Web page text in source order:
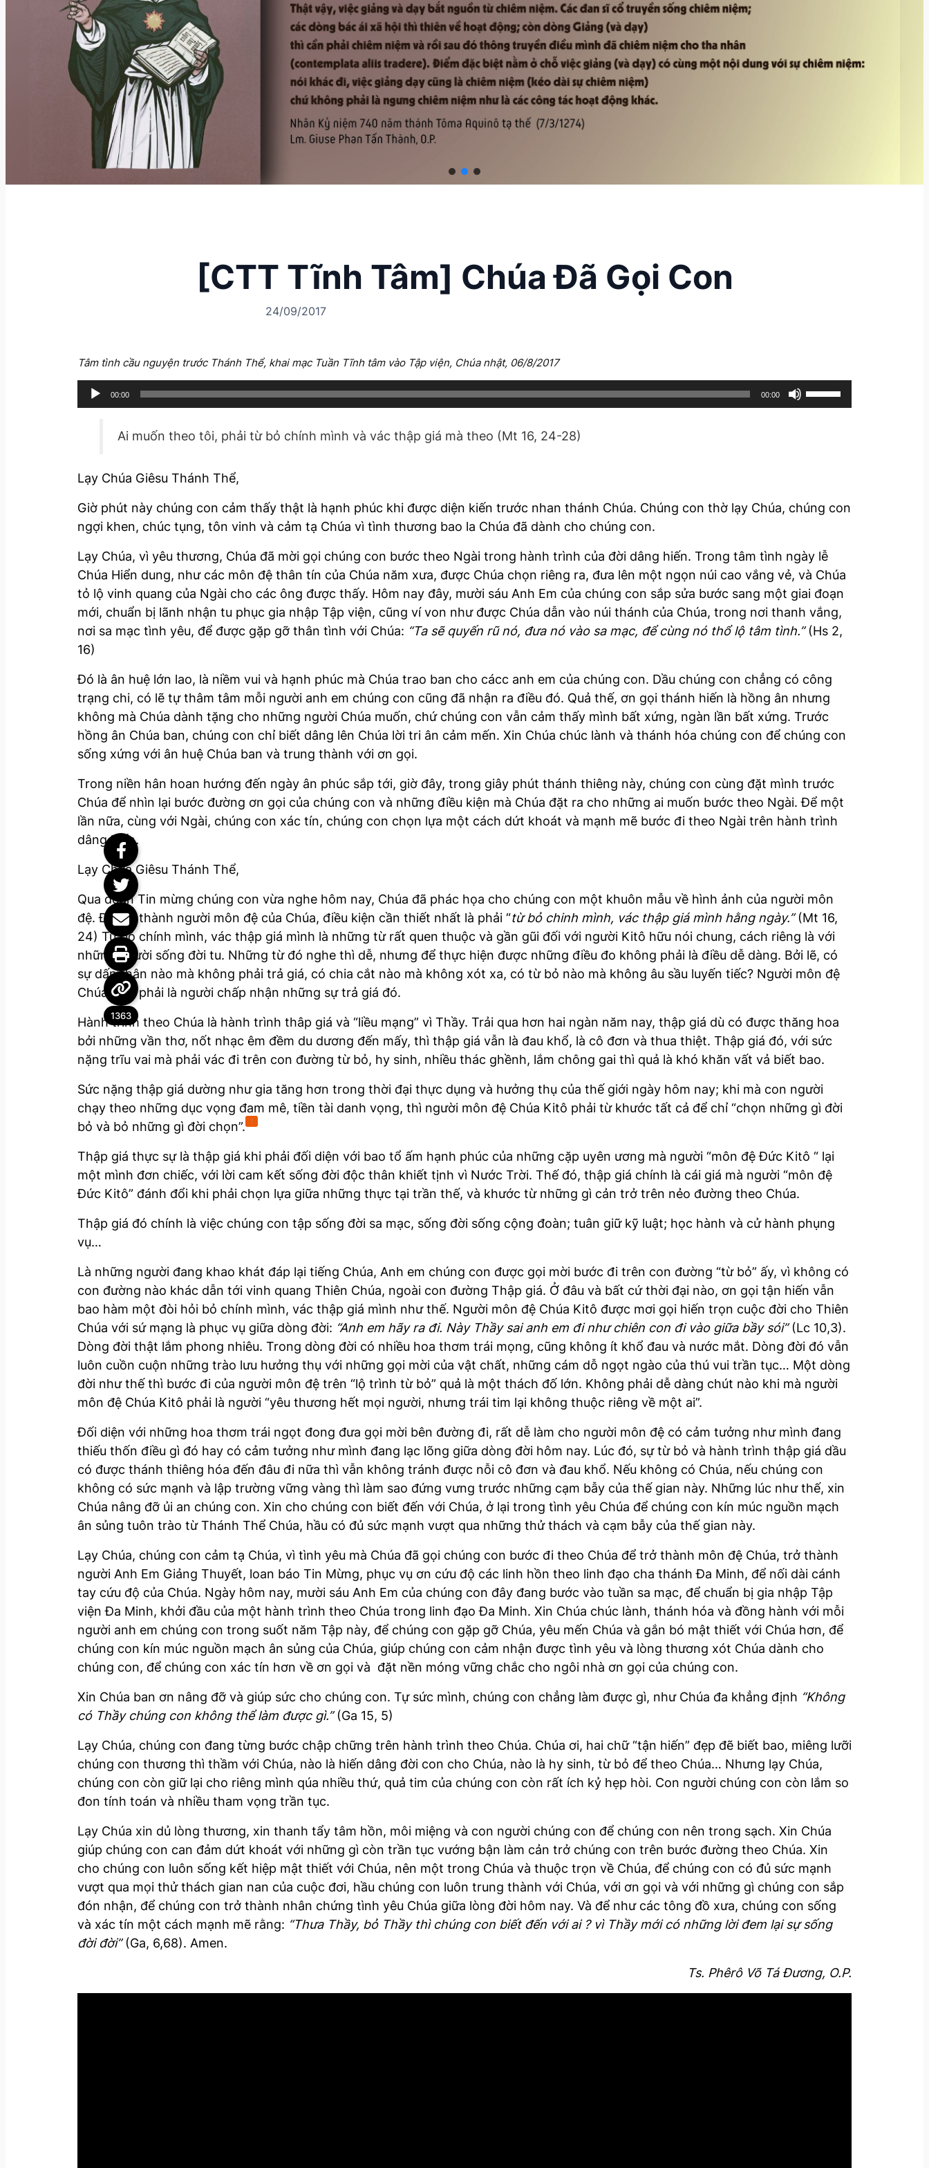
[CTT Tĩnh Tâm] Chúa Đã Gọi Con
24/09/2017
Tâm tình cầu nguyện trước Thánh Thể, khai mạc Tuần Tĩnh tâm vào Tập viện, Chúa nhật, 06/8/2017
u
P
l
e
r
00:00 00:00
U
s
D
n
A
r
o
e
y
s
t
i
n
c
e
o
r
d
r
e
a
e
v
l
u
.
Ai muốn theo tôi, phải từ bỏ chính mình và vác thập giá mà theo (Mt 16, 24-28)
Lạy Chúa Giêsu Thánh Thể,
Giờ phút này chúng con cảm thấy thật là hạnh phúc khi được diện kiến trước nhan thánh Chúa. Chúng con thờ lạy Chúa, chúng con
ngợi khen, chúc tụng, tôn vinh và cảm tạ Chúa vì tình thương bao la Chúa đã dành cho chúng con.
Lạy Chúa, vì yêu thương, Chúa đã mời gọi chúng con bước theo Ngài trong hành trình của đời dâng hiến. Trong tâm tình ngày lễ
Chúa Hiển dung, như các môn đệ thân tín của Chúa năm xưa, được Chúa chọn riêng ra, đưa lên một ngọn núi cao vắng vẻ, và Chúa
tỏ lộ vinh quang của Ngài cho các ông được thấy. Hôm nay đây, mười sáu Anh Em của chúng con sắp sửa bước sang một giai đoạn
mới, chuẩn bị lãnh nhận tu phục gia nhập Tập viện, cũng ví von như được Chúa dẫn vào núi thánh của Chúa, trong nơi thanh vắng,
nơi sa mạc tình yêu, để được gặp gỡ thân tình với Chúa: “Ta sẽ quyến rũ nó, đưa nó vào sa mạc, để cùng nó thổ lộ tâm tình.”(Hs 2,
16)
Đó là ân huệ lớn lao, là niềm vui và hạnh phúc mà Chúa trao ban cho cácc anh em của chúng con. Dầu chúng con chẳng có công
trạng chi, có lẽ tự thâm tâm mỗi người anh em chúng con cũng đã nhận ra điều đó. Quả thế, ơn gọi thánh hiến là hồng ân nhưng
không mà Chúa dành tặng cho những người Chúa muốn, chứ chúng con vẫn cảm thấy mình bất xứng, ngàn lần bất xứng. Trước
hồng ân Chúa ban, chúng con chỉ biết dâng lên Chúa lời tri ân cảm mến. Xin Chúa chúc lành và thánh hóa chúng con để chúng con
sống xứng với ân huệ Chúa ban và trung thành với ơn gọi.
Trong niền hân hoan hướng đến ngày ân phúc sắp tới, giờ đây, trong giây phút thánh thiêng này, chúng con cùng đặt mình trước
Chúa để nhìn lại bước đường ơn gọi của chúng con và những điều kiện mà Chúa đặt ra cho những ai muốn bước theo Ngài. Để một
lần nữa, cùng với Ngài, chúng con xác tín, chúng con chọn lựa một cách dứt khoát và mạnh mẽ bước đi theo Ngài trên hành trình
dâng hiến.
Lạy Chúa Giêsu Thánh Thể,
Qua đoạn Tin mừng chúng con vừa nghe hôm nay, Chúa đã phác họa cho chúng con một khuôn mẫu về hình ảnh của người môn
đệ. Để trở thành người môn đệ của Chúa, điều kiện cần thiết nhất là phải “từ bỏ chinh mình, vác thập giá mình hằng ngày.”(Mt 16,
24) Từ bỏ chính mình, vác thập giá mình là những từ rất quen thuộc và gần gũi đối với người Kitô hữu nói chung, cách riêng là với
những người sống đời tu. Những từ đó nghe thì dễ, nhưng để thực hiện được những điều đo không phải là điều dễ dàng. Bởi lẽ, có
sự dấn thân nào mà không phải trả giá, có chia cắt nào mà không xót xa, có từ bỏ nào mà không âu sầu luyến tiếc? Người môn đệ
Chúa Kitô phải là người chấp nhận những sự trả giá đó.
Hành trình theo Chúa là hành trình thâp giá và “liều mạng” vì Thầy. Trải qua hơn hai ngàn năm nay, thập giá dù có được thăng hoa
bởi những vần thơ, nốt nhạc êm đềm du dương đến mấy, thì thập giá vẫn là đau khổ, là cô đơn và thua thiệt. Thập giá đó, với sức
nặng trĩu vai mà phải vác đi trên con đường từ bỏ, hy sinh, nhiều thác ghềnh, lắm chông gai thì quả là khó khăn vất vả biết bao.
Sức nặng thập giá dường như gia tăng hơn trong thời đại thực dụng và hưởng thụ của thế giới ngày hôm nay; khi mà con người
chạy theo những dục vọng đam mê, tiền tài danh vọng, thì người môn đệ Chúa Kitô phải từ khước tất cả để chỉ “chọn những gì đời
bỏ và bỏ những gì đời chọn”. 1
Thập giá thực sự là thập giá khi phải đối diện với bao tổ ấm hạnh phúc của những cặp uyên ương mà người “môn đệ Đức Kitô “ lại
một mình đơn chiếc, với lời cam kết sống đời độc thân khiết tịnh vì Nước Trời. Thế đó, thập giá chính là cái giá mà người “môn đệ
Đức Kitô” đánh đổi khi phải chọn lựa giữa những thực tại trần thế, và khước từ những gì cản trở trên nẻo đường theo Chúa.
Thập giá đó chính là việc chúng con tập sống đời sa mạc, sống đời sống cộng đoàn; tuân giữ kỹ luật; học hành và cử hành phụng
vụ…
Là những người đang khao khát đáp lại tiếng Chúa, Anh em chúng con được gọi mời bước đi trên con đường “từ bỏ” ấy, vì không có
con đường nào khác dẫn tới vinh quang Thiên Chúa, ngoài con đường Thập giá. Ở đâu và bất cứ thời đại nào, ơn gọi tận hiến vẫn
bao hàm một đòi hỏi bỏ chính mình, vác thập giá mình như thế. Người môn đệ Chúa Kitô được mơi gọi hiến trọn cuộc đời cho Thiên
Chúa với sứ mạng là phục vụ giữa dòng đời: “Anh em hãy ra đi. Này Thầy sai anh em đi như chiên con đi vào giữa bầy sói”(Lc 10,3).
Dòng đời thật lắm phong nhiêu. Trong dòng đời có nhiều hoa thơm trái mọng, cũng không ít khổ đau và nước mắt. Dòng đời đó vẫn
luôn cuồn cuộn những trào lưu hưởng thụ với những gọi mời của vật chất, những cám dỗ ngọt ngào của thú vui trần tục… Một dòng
đời như thế thì bước đi của người môn đệ trên “lộ trình từ bỏ” quả là một thách đố lớn. Không phải dễ dàng chút nào khi mà người
môn đệ Chúa Kitô phải là người “yêu thương hết mọi người, nhưng trái tim lại không thuộc riêng về một ai”.
Đối diện với những hoa thơm trái ngọt đong đưa gọi mời bên đường đi, rất dễ làm cho người môn đệ có cảm tưởng như mình đang
thiếu thốn điều gì đó hay có cảm tưởng như mình đang lạc lõng giữa dòng đời hôm nay. Lúc đó, sự từ bỏ và hành trình thập giá dầu
có được thánh thiêng hóa đến đâu đi nữa thì vẫn không tránh được nỗi cô đơn và đau khổ. Nếu không có Chúa, nếu chúng con
không có sức mạnh và lập trường vững vàng thì làm sao đứng vưng trước những cạm bẫy của thế gian này. Những lúc như thế, xin
Chúa nâng đỡ ủi an chúng con. Xin cho chúng con biết đến với Chúa, ở lại trong tình yêu Chúa để chúng con kín múc nguồn mạch
ân sủng tuôn trào từ Thánh Thể Chúa, hầu có đủ sức mạnh vượt qua những thử thách và cạm bẫy của thế gian này.
Lạy Chúa, chúng con cảm tạ Chúa, vì tình yêu mà Chúa đã gọi chúng con bước đi theo Chúa để trở thành môn đệ Chúa, trở thành
người Anh Em Giảng Thuyết, loan báo Tin Mừng, phục vụ ơn cứu độ các linh hồn theo linh đạo cha thánh Đa Minh, để nối dài cánh
tay cứu độ của Chúa. Ngày hôm nay, mười sáu Anh Em của chúng con đây đang bước vào tuần sa mạc, để chuẩn bị gia nhập Tập
viện Đa Minh, khởi đầu của một hành trình theo Chúa trong linh đạo Đa Minh. Xin Chúa chúc lành, thánh hóa và đồng hành với mỗi
người anh em chúng con trong suốt năm Tập này, để chúng con gặp gỡ Chúa, yêu mến Chúa và gắn bó mật thiết với Chúa hơn, để
chúng con kín múc nguồn mạch ân sủng của Chúa, giúp chúng con cảm nhận được tình yêu và lòng thương xót Chúa dành cho
chúng con, để chúng con xác tín hơn về ơn gọi và đặt nền móng vững chắc cho ngôi nhà ơn gọi của chúng con.
Xin Chúa ban ơn nâng đỡ và giúp sức cho chúng con. Tự sức mình, chúng con chẳng làm được gì, như Chúa đa khẳng định “Không
có Thầy chúng con không thể làm được gì.”(Ga 15, 5)
Lạy Chúa, chúng con đang từng bước chập chững trên hành trình theo Chúa. Chúa ơi, hai chữ “tận hiến” đẹp đẽ biết bao, miêng lưỡi
chúng con thương thì thầm với Chúa, nào là hiến dâng đời con cho Chúa, nào là hy sinh, từ bỏ để theo Chúa… Nhưng lạy Chúa,
chúng con còn giữ lại cho riêng mình qúa nhiều thứ, quả tim của chúng con còn rất ích kỷ hẹp hòi. Con người chúng con còn lắm so
đon tính toán và nhiều tham vọng trần tục.
Lạy Chúa xin dủ lòng thương, xin thanh tẩy tâm hồn, môi miệng và con người chúng con để chúng con nên trong sạch. Xin Chúa
giúp chúng con can đảm dứt khoát với những gì còn trần tục vướng bận làm cản trở chúng con trên bước đường theo Chúa. Xin
cho chúng con luôn sống kết hiệp mật thiết với Chúa, nên một trong Chúa và thuộc trọn về Chúa, để chúng con có đủ sức mạnh
vượt qua mọi thử thách gian nan của cuộc đơi, hầu chúng con luôn trung thành với Chúa, với ơn gọi và với những gì chúng con sắp
đón nhận, để chúng con trở thành nhân chứng tình yêu Chúa giữa lòng đời hôm nay. Và để như các tông đồ xưa, chúng con sống
và xác tín một cách mạnh mẽ rằng: “Thưa Thầy, bỏ Thầy thì chúng con biết đến với ai ? vì Thầy mới có những lời đem lại sự sống
đời đời”(Ga, 6,68). Amen.
Ts. Phêrô Võ Tá Đương, O.P.
1363